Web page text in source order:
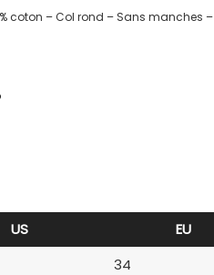
coton – Col rond – Sans manches
US
EU
34